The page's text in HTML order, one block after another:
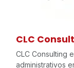
CLC
CLC Consulting
administrativos